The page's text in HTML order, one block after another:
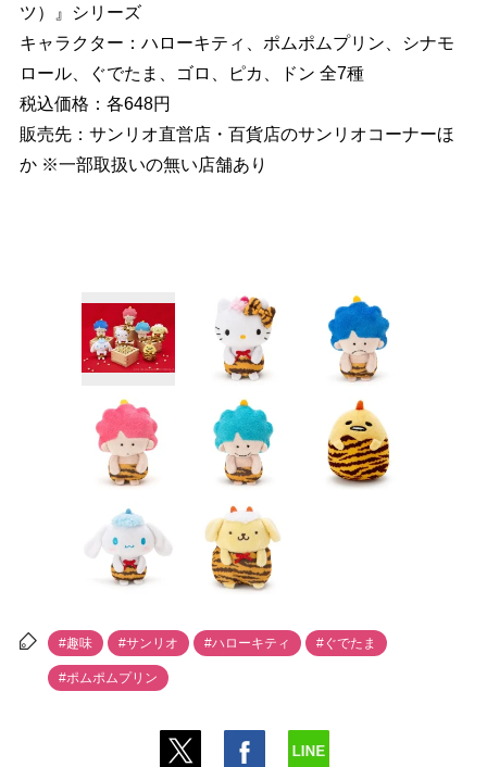
ツ）』シリーズ
キャラクター：ハローキティ、ポムポムプリン、シナモ
ロール、ぐでたま、ゴロ、ピカ、ドン 全7種
税込価格：各648円
販売先：サンリオ直営店・百貨店のサンリオコーナーほ
か ※一部取扱いの無い店舗あり
#趣味 #サンリオ #ハローキティ #ぐでたま
#ポムポムプリン